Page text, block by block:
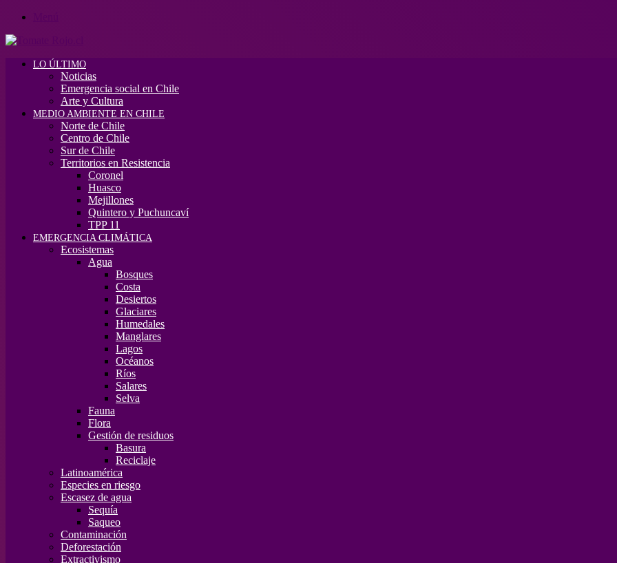
LO ÚLTIMO
Noticias
Emergencia social en Chile
Arte y Cultura
MEDIO AMBIENTE EN CHILE
Norte de Chile
Centro de Chile
Sur de Chile
Territorios en Resistencia
Coronel
Huasco
Mejillones
Quintero y Puchuncaví
TPP 11
EMERGENCIA CLIMÁTICA
Ecosistemas
Agua
Bosques
Costa
Desiertos
Glaciares
Humedales
Manglares
Lagos
Océanos
Ríos
Salares
Selva
Fauna
Flora
Gestión de residuos
Basura
Reciclaje
Latinoamérica
Especies en riesgo
Escasez de agua
Sequía
Saqueo
Contaminación
Deforestación
Extractivismo